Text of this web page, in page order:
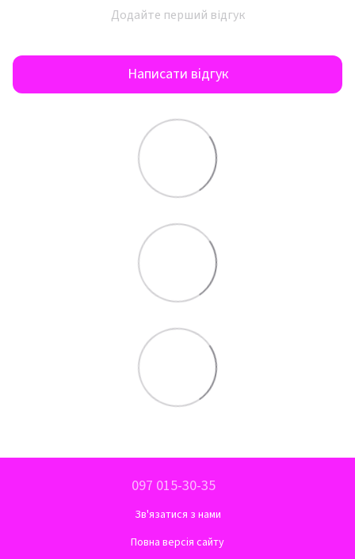
Додайте перший відгук
Написати відгук
097 015-30-35
Зв'язатися з нами
Повна версія сайту